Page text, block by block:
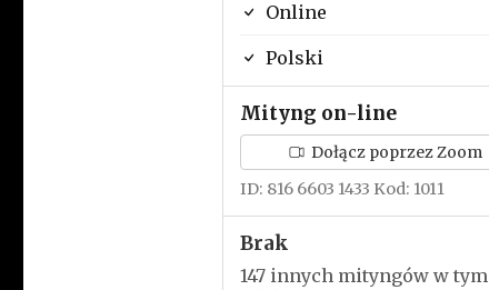
Online
Polski
Mityng on-line
Dołącz poprzez Zoom
ID: 816 6603 1433 Kod: 1011
Brak
147 innych mityngów w tym